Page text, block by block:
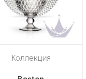
Коллекция